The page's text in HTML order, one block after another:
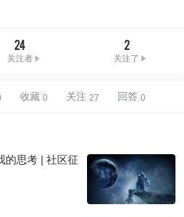
24
关注者
2
关注了
收藏 关注 回答
的思考 | 社区征